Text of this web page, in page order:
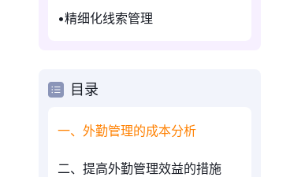
精细化线索管理
目录
一、外勤管理的成本分析
二、提高外勤管理效益的措施